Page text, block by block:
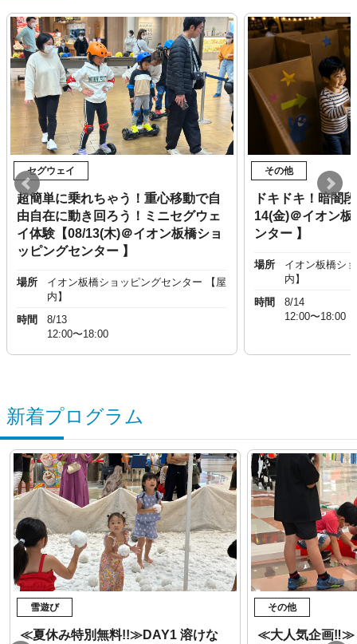
セグウェイ
超簡単に乗れちゃう！重心移動で自
由自在に動き回ろう！ミニセグウェ
イ体験【08/13(木)＠イオン板橋ショ
ッピングセンター 】
場所
イオン板橋ショッピングセンター 【屋
内】
時間
8/13
12:00〜18:00
その他
ドキドキ！暗闇
14(金)＠イオン
ンター 】
場所
イオン板橋シ
内】
時間
8/14
12:00〜18:00
新着プログラム
雪遊び
≪夏休み特別無料!!≫DAY1 溶けな
その他
≪大人気企画‼︎≫